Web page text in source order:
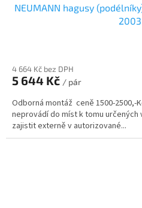
NEUMANN hagusy
4 664 Kč bez DPH
5 644 Kč / pár
Odborná montáž ceně 1500-2500,-
neprovádí do míst k tomu
zajistit externě v autorizované...